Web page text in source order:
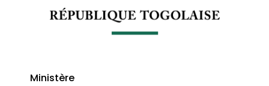
Ministère